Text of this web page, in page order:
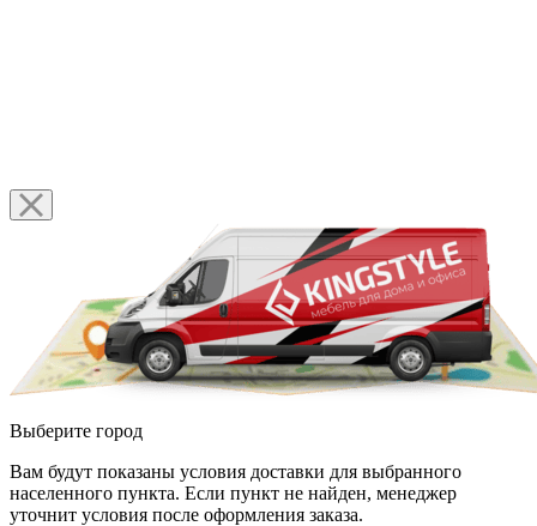
Выберите город
Вам будут показаны условия доставки для выбранного
населенного пункта. Если пункт не найден, менеджер
уточнит условия после оформления заказа.